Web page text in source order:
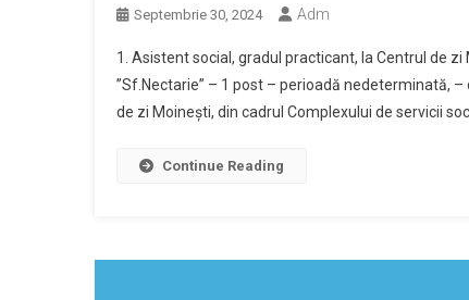
Septembrie 30, 2024 Adm
1. Asistent social, gradul practicant, la Centrul de
”Sf.Nectarie” – 1 post – perioadă nedeterminată,
de zi Moinești, din cadrul Complexului de servicii
Continue Reading